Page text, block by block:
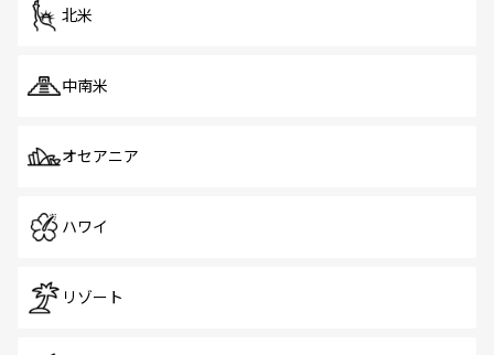
北米
中南米
オセアニア
ハワイ
リゾート